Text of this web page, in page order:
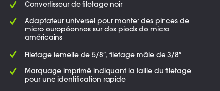
Convertisseur de filetage noir
Adaptateur universel pour monter des pinces de
micro européennes sur des pieds de micro
américains
Filetage femelle de 5/8″, filetage mâle de 3/8″
Marquage imprimé indiquant la taille du filetage
pour une identification rapide